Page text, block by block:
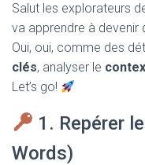
Salut les explorateurs
va apprendre à devenir
Oui, oui, comme des
clés, analyser le
Let’s go!
1. Repérer
Words)